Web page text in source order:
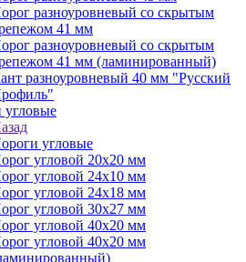
разноуровневый со скрытым
41 мм
разноуровневый со скрытым
41 мм (ламинированный)
разноуровневый 40 мм "Русский
угловые
угловые
угловой 20х20 мм
угловой 24х10 мм
угловой 24х18 мм
угловой 30х27 мм
угловой 40х20 мм
угловой 40х20 мм